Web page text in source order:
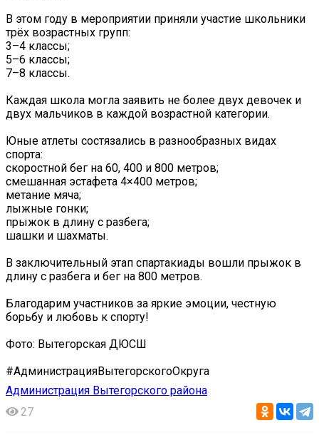
В этом году в мероприятии приняли участие школьники
трёх возрастных групп:
3–4 классы;
5–6 классы;
7–8 классы.
Каждая школа могла заявить не более двух девочек и
двух мальчиков в каждой возрастной категории.
Юные атлеты состязались в разнообразных видах
спорта:
скоростной бег на 60, 400 и 800 метров;
смешанная эстафета 4×400 метров;
метание мяча;
лыжные гонки;
прыжок в длину с разбега;
шашки и шахматы.
В заключительный этап спартакиады вошли прыжок в
длину с разбега и бег на 800 метров.
Благодарим участников за яркие эмоции, честную
борьбу и любовь к спорту!
Фото: Вытегорская ДЮСШ
#АдминистрацияВытегорскогоОкруга
Администрация Вытегорского района
27